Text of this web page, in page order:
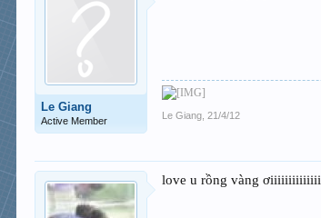
Le Giang
Active Member Le Giang 21/4/12
love u rồng vàng ơiiiiiiiiiiiiii